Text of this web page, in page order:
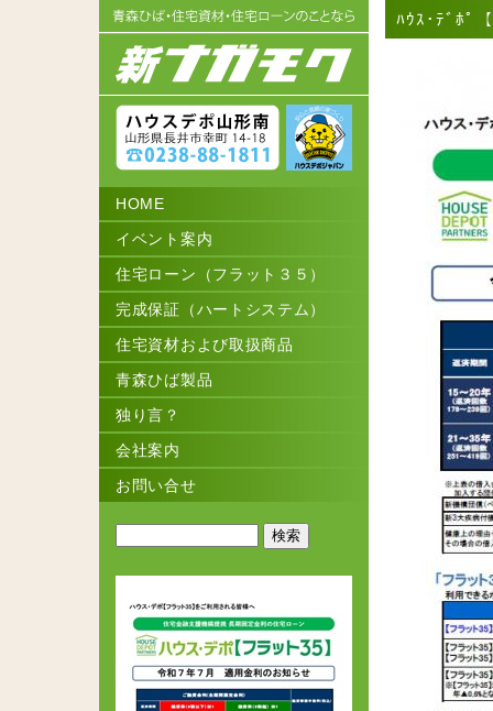
HOME
イベント案内
住宅ローン（フラット３５）
完成保証（ハートシステム）
住宅資材および取扱商品
青森ひば製品
独り言？
会社案内
お問い合せ
ﾊｳｽ･ﾃﾞﾎﾟ